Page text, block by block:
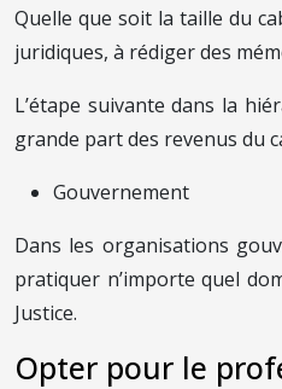
Quelle que soit la taille du
juridiques, à rédiger des
L’étape suivante dans la
grande part des revenus du
Gouvernement
Dans les organisations
pratiquer n’importe quel
Justice.
Opter pour le